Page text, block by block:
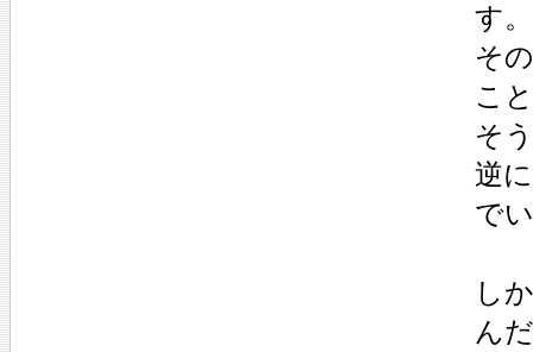
す。
そ
こ
そ
逆
で
し
ん